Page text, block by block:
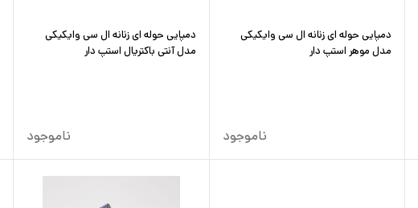
دمپایی حوله ای زنانه ال سی وایکیکی
مدل موهر استپ دار
ناموجود
دمپایی حوله ای زنانه ال سی وایکیکی
مدل آنتی باکتریال استپ دار
ناموجود